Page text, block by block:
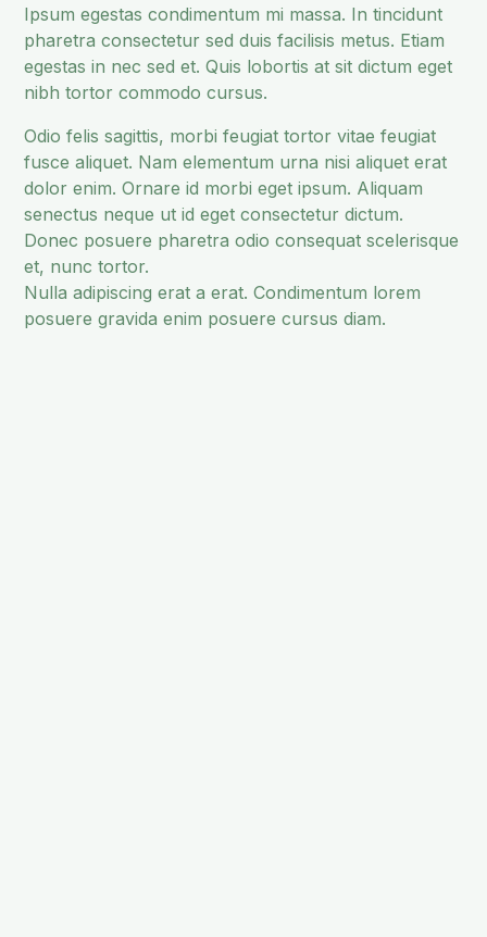
Ipsum egestas condimentum mi massa. In tincidunt
pharetra consectetur sed duis facilisis metus. Etiam
egestas in nec sed et. Quis lobortis at sit dictum eget
nibh tortor commodo cursus.
Odio felis sagittis, morbi feugiat tortor vitae feugiat
fusce aliquet. Nam elementum urna nisi aliquet erat
dolor enim. Ornare id morbi eget ipsum. Aliquam
senectus neque ut id eget consectetur dictum.
Donec posuere pharetra odio consequat scelerisque
et, nunc tortor.
Nulla adipiscing erat a erat. Condimentum lorem
posuere gravida enim posuere cursus diam.